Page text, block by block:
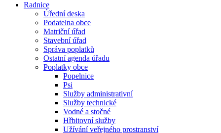
Radnice
Úřední deska
Podatelna obce
Matriční úřad
Stavební úřad
Správa poplatků
Ostatní agenda úřadu
Poplatky obce
Popelnice
Psi
Služby administrativní
Služby technické
Vodné a stočné
Hřbitovní služby
Užívání veřejného prostranství